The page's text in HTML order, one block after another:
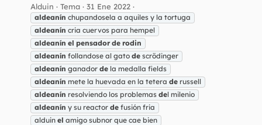
Alduin Tema 31 Ene 2022
aldeanín chupandosela a aquiles y la tortuga
aldeanín cria cuervos para hempel
aldeanín el pensador de rodin
aldeanín follandose al gato de scrödinger
aldeanín ganador de la medalla fields
aldeanín mete la huevada en la tetera de russell
aldeanín resolviendo los problemas del milenio
aldeanín y su reactor de fusión fria
alduin el amigo subnor que cae bien